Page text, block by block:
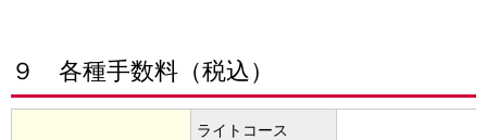
９ 各種手数料（税込）
ライトコース